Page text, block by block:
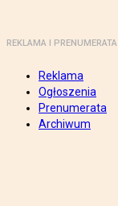
REKLAMA I PRENUMERATA
Reklama
Ogłoszenia
Prenumerata
Archiwum